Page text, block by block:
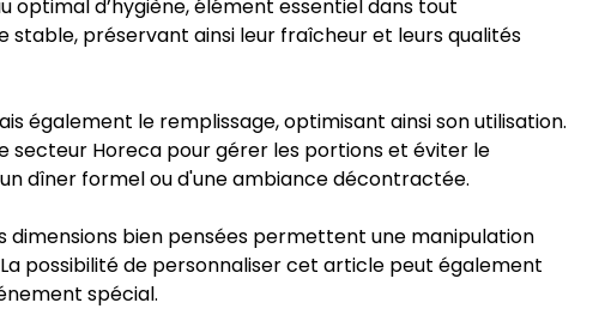
optimal d’hygiène, élément essentiel dans tout
préservant ainsi leur fraîcheur et leurs qualités
également le remplissage, optimisant ainsi son utilisation.
secteur Horeca pour gérer les portions et éviter le
dîner formel ou d'une ambiance décontractée.
dimensions bien pensées permettent une manipulation
possibilité de personnaliser cet article peut également
spécial.